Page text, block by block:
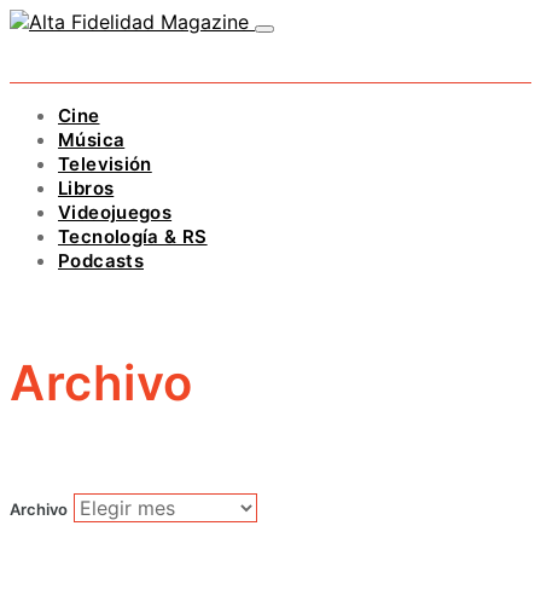
Cine
Música
Televisión
Libros
Videojuegos
Tecnología & RS
Podcasts
Archivo
Archivo